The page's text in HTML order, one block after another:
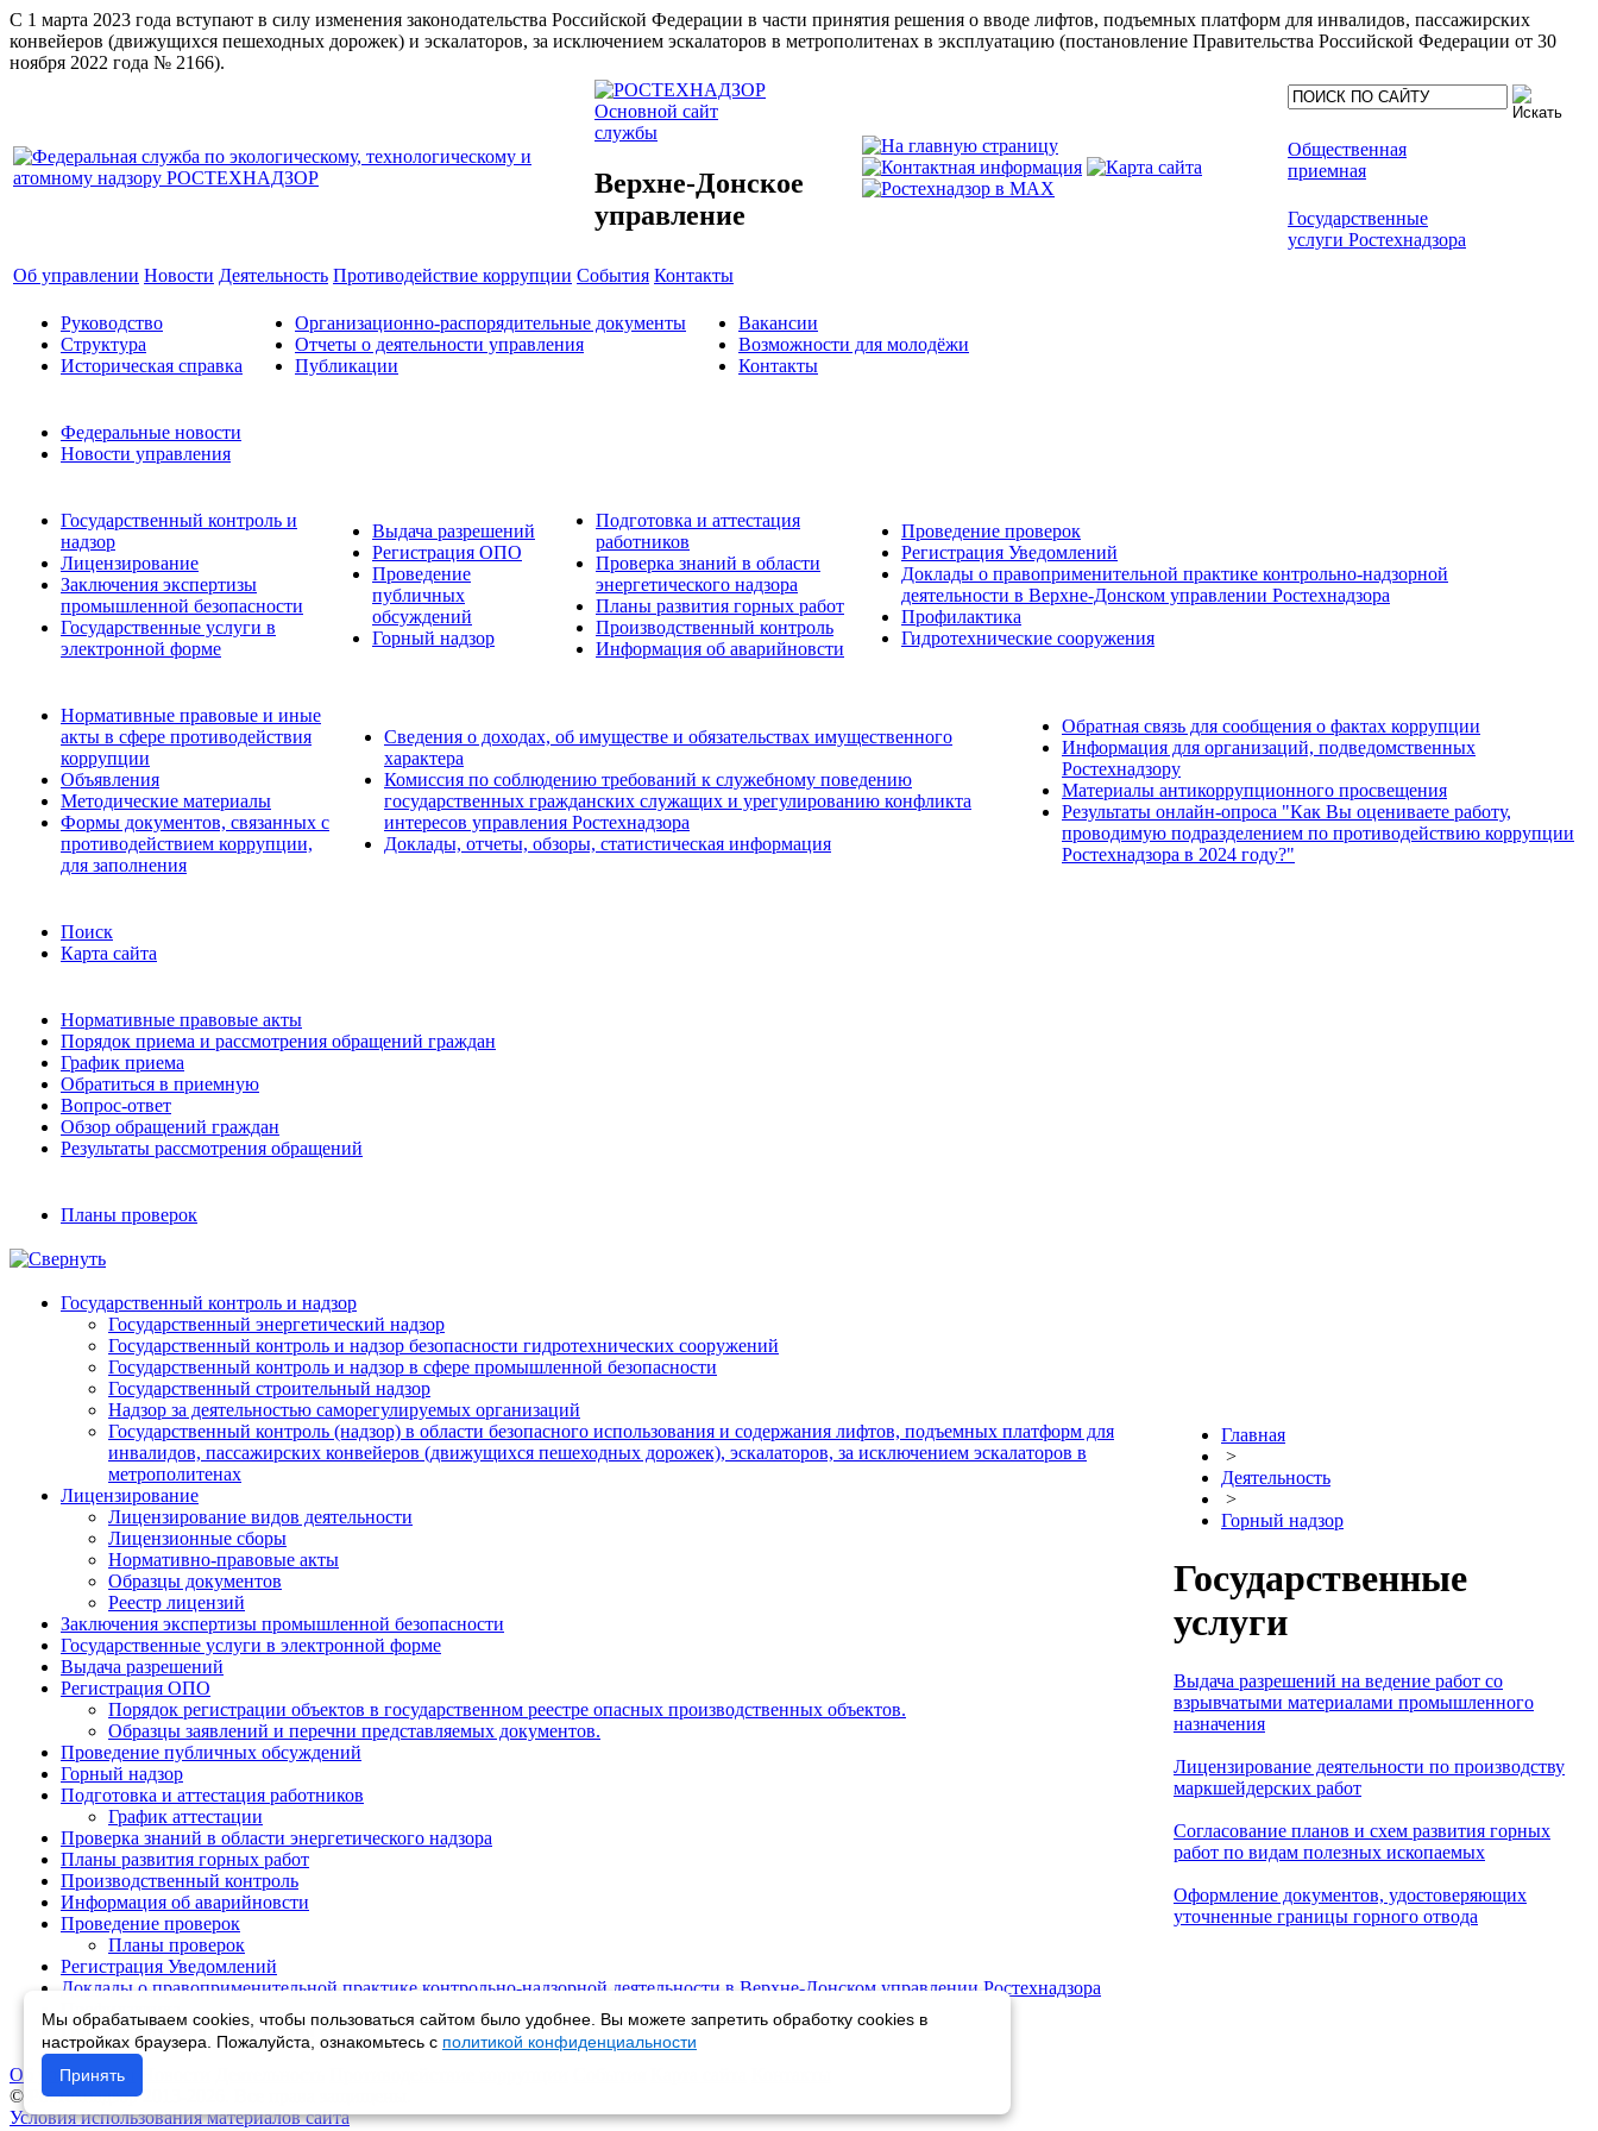
С 1 марта 2023 года вступают в силу изменения законодательства Российской Федерации в части принятия решения о вводе лифтов, подъемных платформ для инвалидов, пассажирских
конвейеров (движущихся пешеходных дорожек) и эскалаторов, за исключением эскалаторов в метрополитенах в эксплуатацию (постановление Правительства Российской Федерации от 30
ноября 2022 года № 2166).
Основной сайт
службы
Верхне-Донское
управление
Общественная
приемная
Государственные
услуги Ростехнадзора
Об управлении Новости Деятельность Противодействие коррупции События Контакты
Руководство
Структура
Историческая справка
Организационно-распорядительные документы
Отчеты о деятельности управления
Публикации
Вакансии
Возможности для молодёжи
Контакты
Федеральные новости
Новости управления
Государственный контроль и
надзор
Лицензирование
Заключения экспертизы
промышленной безопасности
Государственные услуги в
электронной форме
Выдача разрешений
Регистрация ОПО
Проведение
публичных
обсуждений
Горный надзор
Подготовка и аттестация
работников
Проверка знаний в области
энергетического надзора
Планы развития горных работ
Производственный контроль
Информация об аварийновсти
Проведение проверок
Регистрация Уведомлений
Доклады о правоприменительной практике контрольно-надзорной
деятельности в Верхне-Донском управлении Ростехнадзора
Профилактика
Гидротехнические сооружения
Нормативные правовые и иные
акты в сфере противодействия
коррупции
Объявления
Методические материалы
Формы документов, связанных с
противодействием коррупции,
для заполнения
Сведения о доходах, об имуществе и обязательствах имущественного
характера
Комиссия по соблюдению требований к служебному поведению
государственных гражданских служащих и урегулированию конфликта
интересов управления Ростехнадзора
Доклады, отчеты, обзоры, статистическая информация
Обратная связь для сообщения о фактах коррупции
Информация для организаций, подведомственных
Ростехнадзору
Материалы антикоррупционного просвещения
Результаты онлайн-опроса "Как Вы оцениваете работу,
проводимую подразделением по противодействию коррупции
Ростехнадзора в 2024 году?"
Поиск
Карта сайта
Нормативные правовые акты
Порядок приема и рассмотрения обращений граждан
График приема
Обратиться в приемную
Вопрос-ответ
Обзор обращений граждан
Результаты рассмотрения обращений
Планы проверок
Государственный контроль и надзор
Государственный энергетический надзор
Государственный контроль и надзор безопасности гидротехнических сооружений
Государственный контроль и надзор в сфере промышленной безопасности
Государственный строительный надзор
Надзор за деятельностью саморегулируемых организаций
Государственный контроль (надзор) в области безопасного использования и содержания лифтов, подъемных платформ для
инвалидов, пассажирских конвейеров (движущихся пешеходных дорожек), эскалаторов, за исключением эскалаторов в
метрополитенах
Лицензирование
Лицензирование видов деятельности
Лицензионные сборы
Нормативно-правовые акты
Образцы документов
Реестр лицензий
Заключения экспертизы промышленной безопасности
Государственные услуги в электронной форме
Выдача разрешений
Регистрация ОПО
Порядок регистрации объектов в государственном реестре опасных производственных объектов.
Образцы заявлений и перечни представляемых документов.
Проведение публичных обсуждений
Горный надзор
Подготовка и аттестация работников
График аттестации
Проверка знаний в области энергетического надзора
Планы развития горных работ
Производственный контроль
Информация об аварийновсти
Проведение проверок
Планы проверок
Регистрация Уведомлений
Доклады о правоприменительной практике контрольно-надзорной деятельности в Верхне-Донском управлении Ростехнадзора
Профилактика
Гидротехнические сооружения
Главная
>
Деятельность
>
Горный надзор
Государственные
услуги
Выдача разрешений на ведение работ со
взрывчатыми материалами промышленного
назначения
Лицензирование деятельности по производству
маркшейдерских работ
Согласование планов и схем развития горных
работ по видам полезных ископаемых
Оформление документов, удостоверяющих
уточненные границы горного отвода
Об управлении
© Ростехнадзор 2013-2026. Все права защищены.
Условия использования материалов сайта
Мы обрабатываем cookies, чтобы пользоваться сайтом было удобнее. Вы можете запретить обработку cookies в
настройках браузера. Пожалуйста, ознакомьтесь с политикой конфиденциальности
Принять